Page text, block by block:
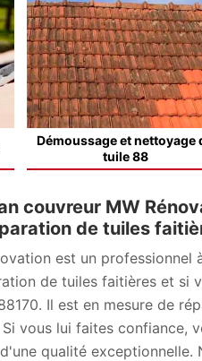
Démoussage et nettoyage
tuile 88
couvreur MW
de tuiles
est un
de tuiles faitières et si
Il est en mesure de
Si vous lui faites confiance,
qualité exceptionnelle.